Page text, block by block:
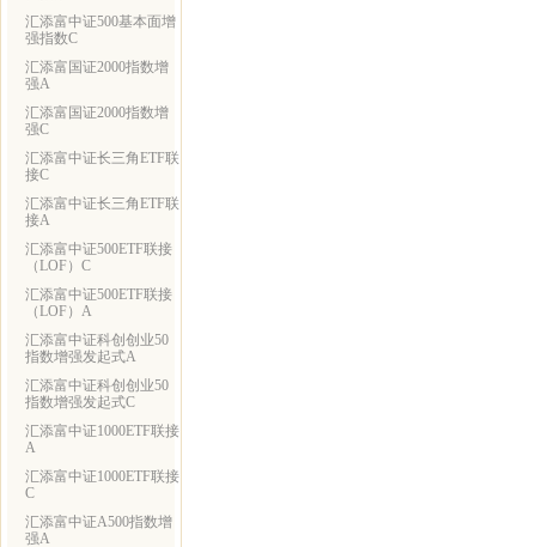
汇添富中证500基本面增
强指数C
汇添富国证2000指数增
强A
汇添富国证2000指数增
强C
汇添富中证长三角ETF联
接C
汇添富中证长三角ETF联
接A
汇添富中证500ETF联接
（LOF）C
汇添富中证500ETF联接
（LOF）A
汇添富中证科创创业50
指数增强发起式A
汇添富中证科创创业50
指数增强发起式C
汇添富中证1000ETF联接
A
汇添富中证1000ETF联接
C
汇添富中证A500指数增
强A